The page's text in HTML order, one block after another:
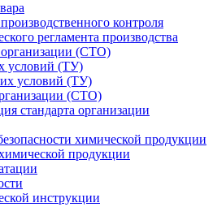
контроля
регламента производства
организации (СТО)
условий (ТУ)
условий (ТУ)
(СТО)
стандарта организации
химической продукции
продукции
инструкции